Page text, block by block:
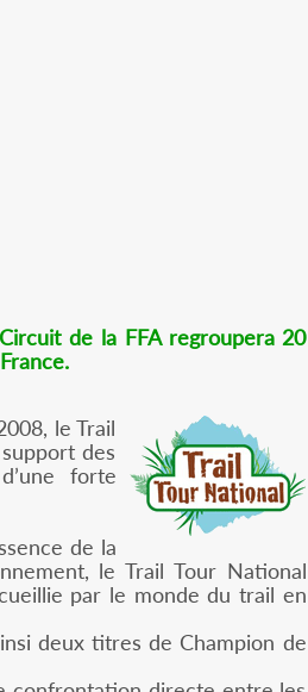
de la FFA regroupera 20
le Trail
des
forte
de la
le Trail Tour National
par le monde du trail en
deux titres de Champion de